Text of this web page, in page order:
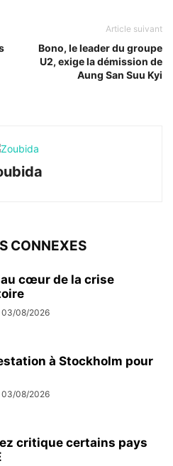
Article suivant
Bono, le leader du groupe
U2, exige la démission de
Aung San Suu Kyi
CONNEXES
cœur de la crise
03/08/2026
à Stockholm pour
03/08/2026
critique certains pays